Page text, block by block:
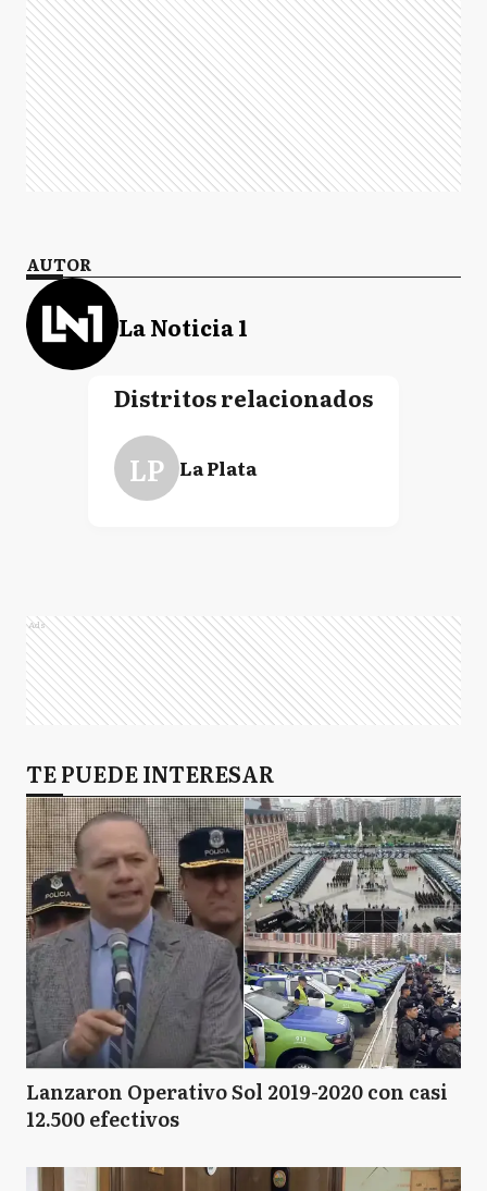
AUTOR
La Noticia 1
Distritos relacionados
LP La Plata
Ads
TE PUEDE INTERESAR
Lanzaron Operativo Sol 2019-2020 con casi
12.500 efectivos